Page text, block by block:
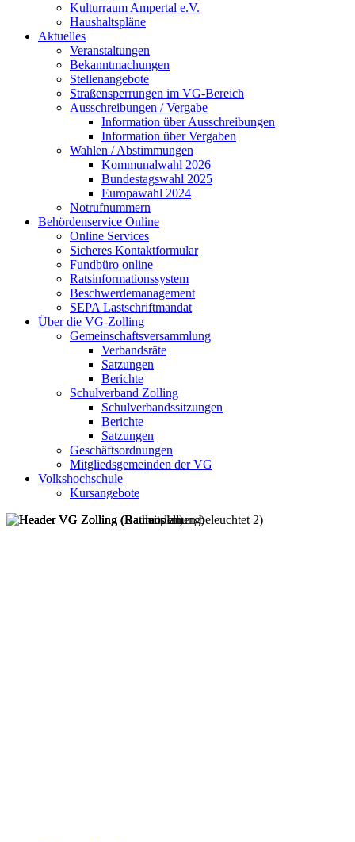
Kulturraum Ampertal e.V.
Haushaltspläne
Aktuelles
Veranstaltungen
Bekanntmachungen
Stellenangebote
Straßensperrungen im VG-Bereich
Ausschreibungen / Vergabe
Information über Ausschreibungen
Information über Vergaben
Wahlen / Abstimmungen
Kommunalwahl 2026
Bundestagswahl 2025
Europawahl 2024
Notrufnummern
Behördenservice Online
Online Services
Sicheres Kontaktformular
Fundbüro online
Ratsinformationssystem
Beschwerdemanagement
SEPA Lastschriftmandat
Über die VG-Zolling
Gemeinschaftsversammlung
Verbandsräte
Satzungen
Berichte
Schulverband Zolling
Schulverbandssitzungen
Berichte
Satzungen
Geschäftsordnungen
Mitgliedsgemeinden der VG
Volkshochschule
Kursangebote